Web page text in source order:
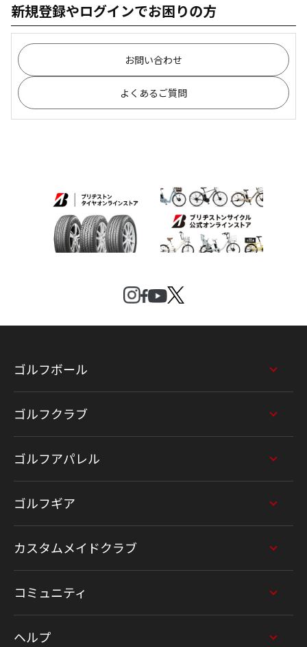
新規登録やログインでお困りの方
お問い合わせ
よくあるご質問
ゴルフボール
ゴルフクラブ
ゴルフアパレル
ゴルフギア
カスタムメイドクラブ
コミュニティ
ヘルプ